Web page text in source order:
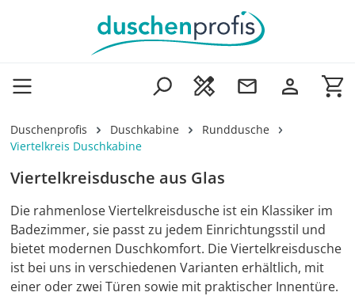
Zum Hauptinhalt springen
Duschenprofis Duschkabine
Runddusche
Viertelkreis Duschkabine
Viertelkreisdusche aus Glas
Die rahmenlose Viertelkreisdusche ist ein Klassiker im
Badezimmer, sie passt zu jedem Einrichtungsstil und
bietet modernen Duschkomfort. Die Viertelkreisdusche
ist bei uns in verschiedenen Varianten erhältlich, mit
einer oder zwei Türen sowie mit praktischer Innentüre.